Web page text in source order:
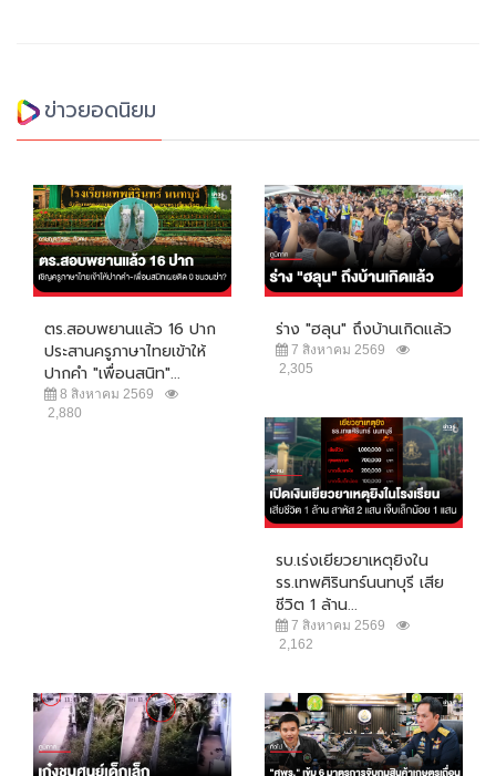
ข่าวยอดนิยม
ตร.สอบพยานแล้ว 16 ปาก
ประสานครูภาษาไทยเข้าให้
ปากคำ "เพื่อนสนิท"...
8 สิงหาคม 2569
2,880
ร่าง "ฮลุน" ถึงบ้านเกิดแล้ว
7 สิงหาคม 2569
2,305
รบ.เร่งเยียวยาเหตุยิงใน
รร.เทพศิรินทร์นนทบุรี เสีย
ชีวิต 1 ล้าน...
7 สิงหาคม 2569
2,162